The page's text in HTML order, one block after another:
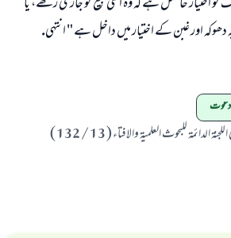
دھوكہ اور غبن كے اختيار ميں داخل ہے " انتہى.
دعوت
للبحوث العلميۃ والافتاء ( 13 / 132 )